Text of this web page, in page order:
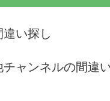
違い探し
チャンネルの間違